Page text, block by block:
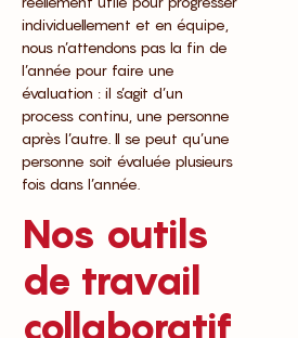
individuellement et en équipe,
nous n’attendons pas la fin de
l’année pour faire une
évaluation : il s’agit d’un
process continu, une personne
après l’autre. Il se peut qu’une
personne soit évaluée plusieurs
fois dans l’année.
Nos outils
de travail
collaboratif